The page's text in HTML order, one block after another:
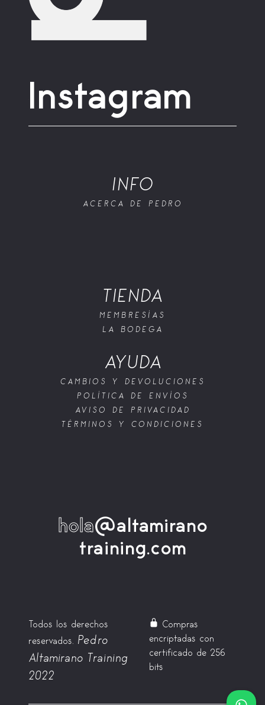
Instagram
INFO
ACERCA DE PEDRO
TIENDA
MEMBRESÍAS
LA BODEGA
AYUDA
CAMBIOS Y DEVOLUCIONES
POLÍTICA DE ENVÍOS
AVISO DE PRIVACIDAD
TÉRMINOS Y CONDICIONES
hola@altamirano
training.com
Todos los derechos
reservados. Pedro
Altamirano Training
2022
Compras
encriptadas con
certificado de 256
bits